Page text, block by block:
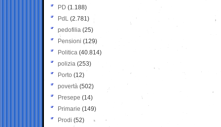
PD (1.188)
PdL (2.781)
pedofilia (25)
Pensioni (129)
Politica (40.814)
polizia (253)
Porto (12)
povertà (502)
Presepe (14)
Primarie (149)
Prodi (52)